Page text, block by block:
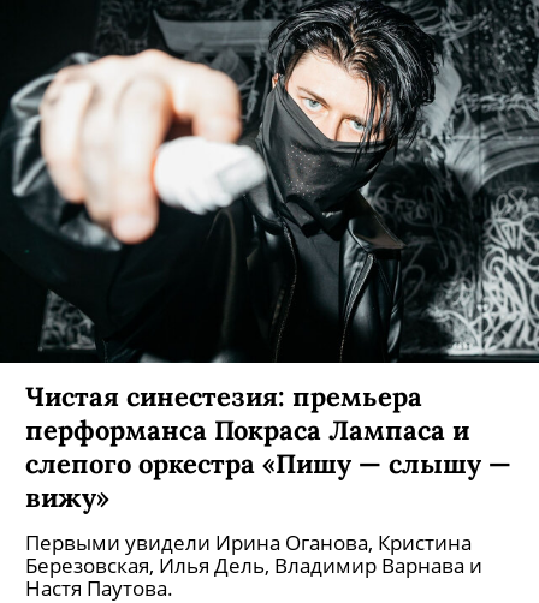
Чистая синестезия: премьера
перформанса Покраса Лампаса и
слепого оркестра «Пишу — слышу —
вижу»
Первыми увидели Ирина Оганова, Кристина
Березовская, Илья Дель, Владимир Варнава и
Настя Паутова.